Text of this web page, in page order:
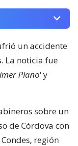
un accidente
La noticia fue
Plano‘ y
sobre un
de Córdova con
región